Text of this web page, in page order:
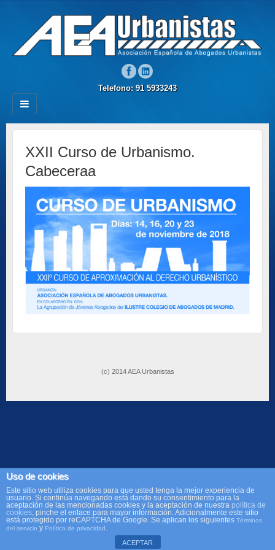
Telefono: 91 5933243
XXII Curso de Urbanismo.
Cabeceraa
(c) 2014 AEA Urbanistas
Uso de cookies
Este sitio web utiliza cookies para que usted tenga la mejor experiencia de
usuario. Si continúa navegando está dando su consentimiento para la
aceptación de las mencionadas cookies y la aceptación de nuestra política de
cookies, pinche el enlace para mayor información. Adicionalmente este sitio
está protegido por reCAPTCHA de Google. Se aplican los siguientes Términos
del servicio y Política de privacidad.
ACEPTAR